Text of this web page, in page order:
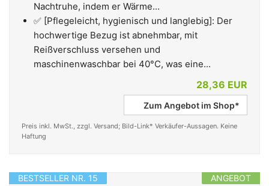
Nachtruhe, indem er Wärme...
✅ [Pflegeleicht, hygienisch und langlebig]: Der
hochwertige Bezug ist abnehmbar, mit
Reißverschluss versehen und
maschinenwaschbar bei 40°C, was eine...
28,36 EUR
Zum Angebot im Shop*
Preis inkl. MwSt., zzgl. Versand; Bild-Link* Verkäufer-Aussagen. Keine
Haftung
ANGEBOT
BESTSELLER NR. 15